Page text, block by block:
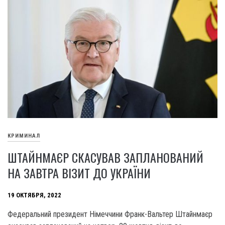
КРИМИНАЛ
ШТАЙНМАЄР СКАСУВАВ ЗАПЛАНОВАНИЙ
НА ЗАВТРА ВІЗИТ ДО УКРАЇНИ
19 ОКТЯБРЯ, 2022
Федеральний президент Німеччини Франк-Вальтер Штайнмаєр